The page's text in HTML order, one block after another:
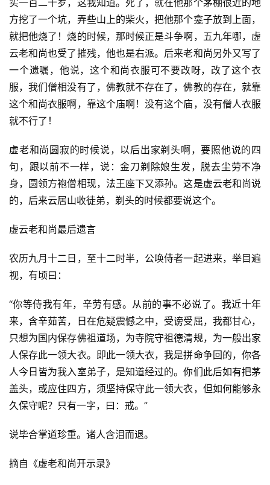
方挖了一个坑，弄些山上的柴火，把他那个龛子放到上面，
就把他烧了！烧的时候，那时候正是斗争啊，五九年哪，虚
云老和尚也受了摧残，他也是右派。后来老和尚另外又写了
一个遗嘱，他说，这个和尚衣服可不要改呀，改了这个衣
服，我们僧相没有了，佛教就不存在了，佛教的存在，就靠
这个和尚衣服啊，靠这个庙啊！没有这个庙，没有僧人衣服
就不行了！
虚老和尚圆寂的时候说，以后出家剃头啊，要照他说的四
句，跟以前不一样，说：金刀剃除娘生发，脱去尘劳不净
身，圆领方袍僧相现，法王座下又添孙。这是虚云老和尚说
的，后来云居山收徒弟，剃头的时候都要说这个。
虚云老和尚最后遗言
农历九月十二日，至十二时半，公唤侍者一起进来，举目遍
视，有顷曰：
“你等侍我有年，辛劳有感。从前的事不必说了。我近十年
来，含辛茹苦，日在危疑震憾之中，受谤受屈，我都甘心，
只想为国内保存佛祖道场，为寺院守祖德清规，为一般出家
人保存此一领大衣。即此一领大衣，我是拼命争回的，你各
人今日皆为我入室弟子，是知道经过的。你们此后如有把茅
盖头，或应住四方，须坚持保守此一领大衣，但如何能够永
久保守呢？只有一字，曰：戒。”
说毕合掌道珍重。诸人含泪而退。
摘自《虚老和尚开示录》